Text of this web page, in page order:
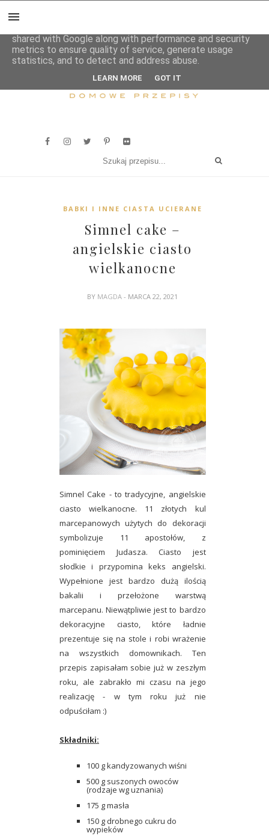
BABKI I INNE CIASTA UCIERANE
Simnel cake –
angielskie ciasto
wielkanocne
BY MAGDA- MARCA 22, 2021
Simnel Cake - to tradycyjne, angielskie
ciasto wielkanocne. 11 złotych kul
marcepanowych użytych do dekoracji
symbolizuje 11 apostołów, z
pominięciem Judasza. Ciasto jest
słodkie i przypomina keks angielski.
Wypełnione jest bardzo dużą ilością
bakalii i przełożone warstwą
marcepanu. Niewątpliwie jest to bardzo
dekoracyjne ciasto, które ładnie
prezentuje się na stole i robi wrażenie
na wszystkich domownikach. Ten
przepis zapisałam sobie już w zeszłym
roku, ale zabrakło mi czasu na jego
realizację - w tym roku już nie
odpuściłam :)
Składniki:
100 g kandyzowanych wiśni
500 g suszonych owoców
(rodzaje wg uznania)
175 g masła
150 g drobnego cukru do
wypieków
This site uses cookies from Google to deliver its services
shared with Google along with performance and security
metrics to ensure quality of service, generate usage
statistics, and to detect and address abuse.
LEARN MORE GOT IT